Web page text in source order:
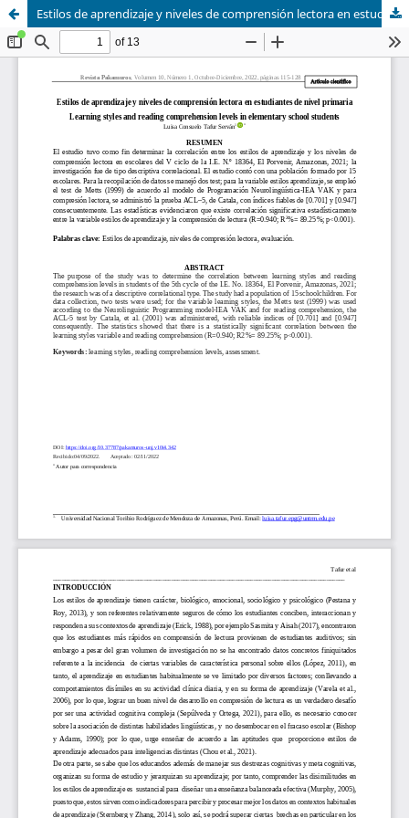
Estilos de aprendizaje y niveles de comprensión lectora en estudiantes de nivel primaria